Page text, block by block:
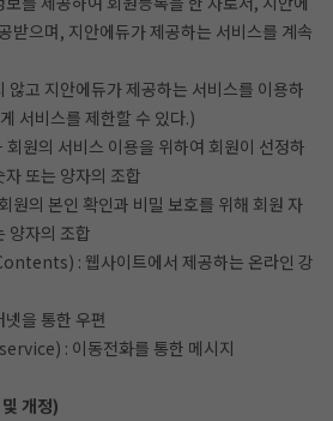
실기 87% 적중 신화 정
받으며, 지안에듀가 제공하는 서비스를 계속
고 지안에듀가 제공하는 서비스를 이용하
서비스를 제한할 수 있다.)
원의 서비스 이용을 위하여 회원이 선정하
또는 양자의 조합
의 본인 확인과 비밀 보호를 위해 회원 자
양자의 조합
: 웹사이트에서 제공하는 온라인 강
을 통한 우편
: 이동전화를 통한 메시지
개정)